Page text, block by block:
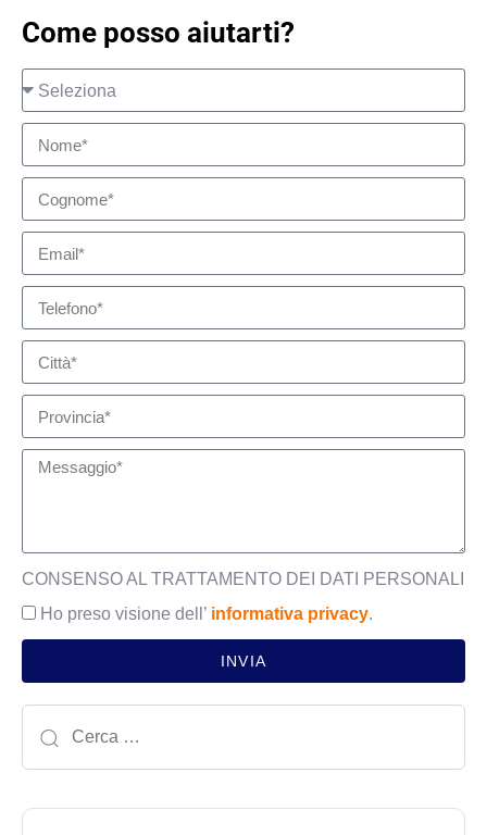
Come posso aiutarti?
CONSENSO AL TRATTAMENTO DEI DATI PERSONALI
Ho preso visione dell’ informativa privacy.
INVIA